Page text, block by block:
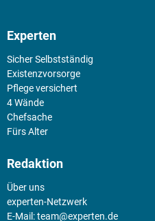
Experten
Sicher Selbstständig
Existenz­vorsorge
Pflege versichert
4 Wände
Chefsache
Fürs Alter
Redaktion
Über uns
experten-Netzwerk
E-Mail:team@experten.de